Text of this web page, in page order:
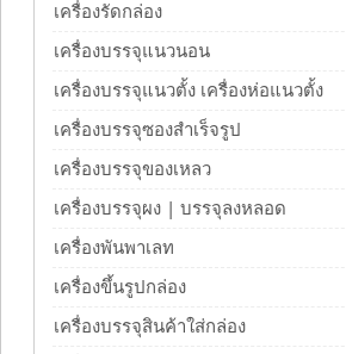
เครื่องรัดกล่อง
เครื่องบรรจุแนวนอน
เครื่องบรรจุแนวตั้ง เครื่องห่อแนวตั้ง
เครื่องบรรจุซองสำเร็จรูป
เครื่องบรรจุของเหลว
เครื่องบรรจุผง | บรรจุลงหลอด
เครื่องพันพาเลท
เครื่องขึ้นรูปกล่อง
เครื่องบรรจุสินค้าใส่กล่อง